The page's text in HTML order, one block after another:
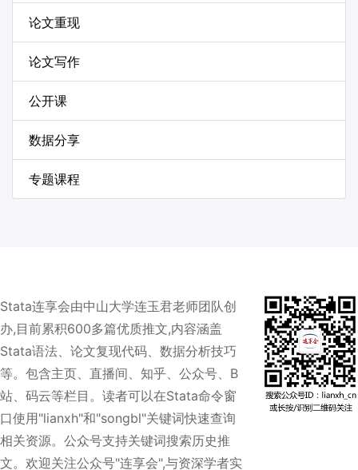
论文重现
论文写作
公开课
数据分享
专题课程
Stata连享会由中山大学连玉君老师团队创
办,目前累积600多篇优质推文,内容涵盖
Stata语法、论文复现代码、数据分析技巧
等。包含主页、直播间、知乎、公众号、B
站、码云等栏目。读者可以在Stata命令窗
口使用"lianxh"和"songbl"关键词快速查询
相关资源。公众号支持关键词搜索历史推
文。欢迎关注公众号"连享会",与资深学者实